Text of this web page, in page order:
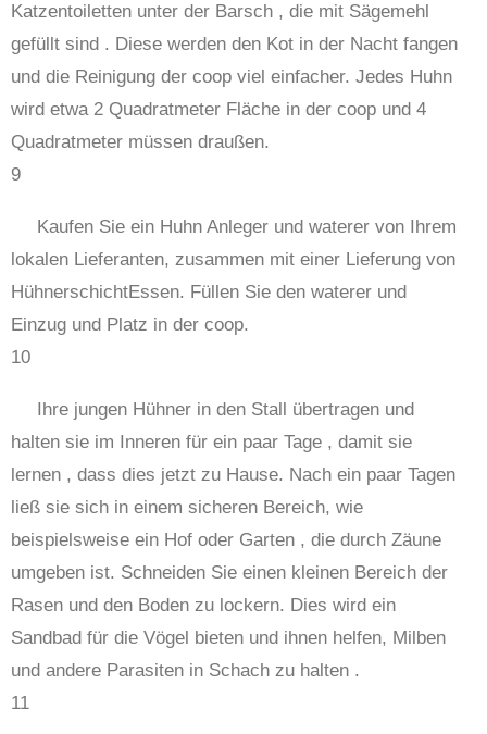
Katzentoiletten unter der Barsch , die mit Sägemehl
gefüllt sind . Diese werden den Kot in der Nacht fangen
und die Reinigung der coop viel einfacher. Jedes Huhn
wird etwa 2 Quadratmeter Fläche in der coop und 4
Quadratmeter müssen draußen.
9
Kaufen Sie ein Huhn Anleger und waterer von Ihrem
lokalen Lieferanten, zusammen mit einer Lieferung von
HühnerschichtEssen. Füllen Sie den waterer und
Einzug und Platz in der coop.
10
Ihre jungen Hühner in den Stall übertragen und
halten sie im Inneren für ein paar Tage , damit sie
lernen , dass dies jetzt zu Hause. Nach ein paar Tagen
ließ sie sich in einem sicheren Bereich, wie
beispielsweise ein Hof oder Garten , die durch Zäune
umgeben ist. Schneiden Sie einen kleinen Bereich der
Rasen und den Boden zu lockern. Dies wird ein
Sandbad für die Vögel bieten und ihnen helfen, Milben
und andere Parasiten in Schach zu halten .
11